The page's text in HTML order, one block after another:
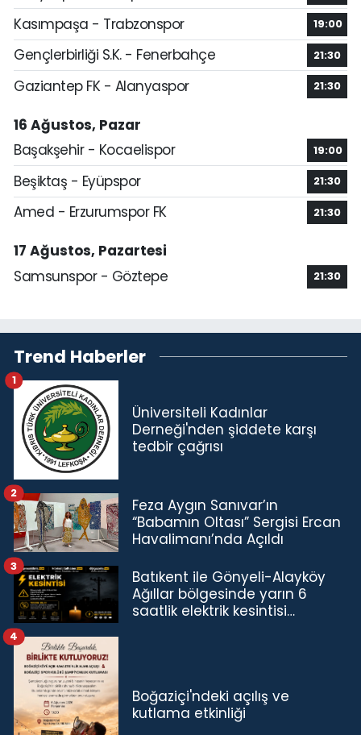
Kasımpaşa - Trabzonspor 19:00
Gençlerbirliği S.K. - Fenerbahçe 21:30
Gaziantep FK - Alanyaspor 21:30
16 Ağustos, Pazar
Başakşehir - Kocaelispor
19:00
Beşiktaş - Eyüpspor 21:30
Amed - Erzurumspor FK 21:30
17 Ağustos, Pazartesi
Samsunspor - Göztepe
21:30
Trend Haberler
Üniversiteli Kadınlar
Derneği'nden şiddete karşı
tedbir çağrısı
1
Feza Aygın Sanıvar’ın
“Babamın Oltası” Sergisi Ercan
Havalimanı’nda Açıldı
2
Batıkent ile Gönyeli-Alayköy
Ağıllar bölgesinde yarın 6
saatlik elektrik kesintisi…
3
Boğaziçi'ndeki açılış ve
kutlama etkinliği
4